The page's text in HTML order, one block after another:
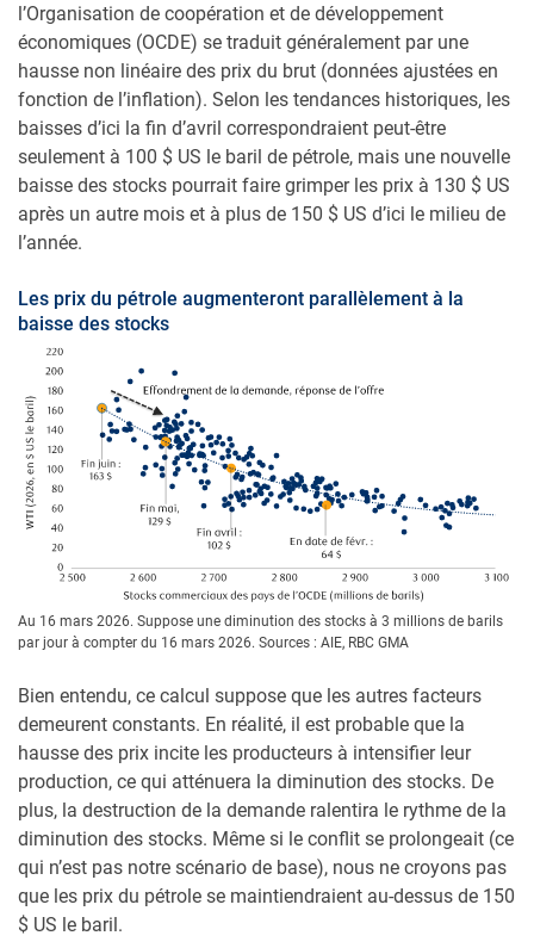
l’Organisation de coopération et de développement
économiques (OCDE) se traduit généralement par une
hausse non linéaire des prix du brut (données ajustées en
fonction de l’inflation). Selon les tendances historiques, les
baisses d’ici la fin d’avril correspondraient peut-être
seulement à 100 $ US le baril de pétrole, mais une nouvelle
baisse des stocks pourrait faire grimper les prix à 130 $ US
après un autre mois et à plus de 150 $ US d’ici le milieu de
l’année.
Les prix du pétrole augmenteront parallèlement à la
baisse des stocks
Au 16 mars 2026. Suppose une diminution des stocks à 3 millions de barils
par jour à compter du 16 mars 2026. Sources : AIE, RBC GMA
Bien entendu, ce calcul suppose que les autres facteurs
demeurent constants. En réalité, il est probable que la
hausse des prix incite les producteurs à intensifier leur
production, ce qui atténuera la diminution des stocks. De
plus, la destruction de la demande ralentira le rythme de la
diminution des stocks. Même si le conflit se prolongeait (ce
qui n’est pas notre scénario de base), nous ne croyons pas
que les prix du pétrole se maintiendraient au-dessus de 150
$ US le baril.